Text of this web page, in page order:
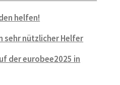
helfen!
sehr nützlicher Helfer
der eurobee2025 in